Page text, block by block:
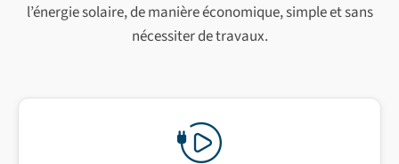
l’énergie solaire, de manière économique, simple et sans
nécessiter de travaux.